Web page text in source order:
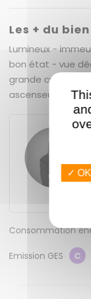
Les + du bien
Lumineux -
bon état - vue
grande cuisine -
ascenseur
Consommation
Emission GES C
✓